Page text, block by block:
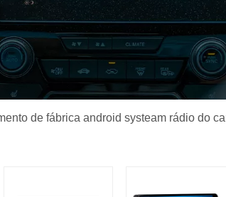
de fábrica android systeam rádio do